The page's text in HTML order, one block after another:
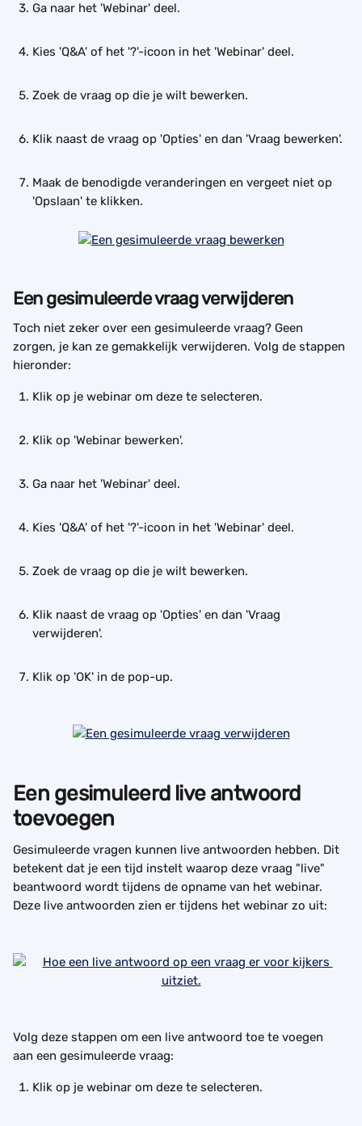
Ga naar het 'Webinar' deel.
Kies 'Q&A' of het '?'-icoon in het 'Webinar' deel.
Zoek de vraag op die je wilt bewerken.
Klik naast de vraag op 'Opties' en dan 'Vraag bewerken'.
Maak de benodigde veranderingen en vergeet niet op
'Opslaan' te klikken.
Een gesimuleerde vraag verwijderen
Toch niet zeker over een gesimuleerde vraag? Geen
zorgen, je kan ze gemakkelijk verwijderen. Volg de stappen
hieronder:
Klik op je webinar om deze te selecteren.
Klik op 'Webinar bewerken'.
Ga naar het 'Webinar' deel.
Kies 'Q&A' of het '?'-icoon in het 'Webinar' deel.
Zoek de vraag op die je wilt bewerken.
Klik naast de vraag op 'Opties' en dan 'Vraag
verwijderen'.
Klik op 'OK' in de pop-up.
Een gesimuleerd live antwoord
toevoegen
Gesimuleerde vragen kunnen live antwoorden hebben. Dit
betekent dat je een tijd instelt waarop deze vraag "live"
beantwoord wordt tijdens de opname van het webinar.
Deze live antwoorden zien er tijdens het webinar zo uit:
Volg deze stappen om een live antwoord toe te voegen
aan een gesimuleerde vraag:
Klik op je webinar om deze te selecteren.